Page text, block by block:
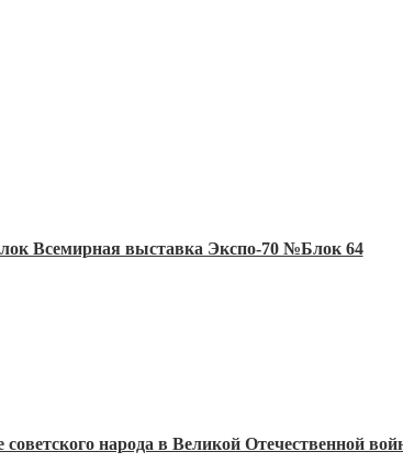
Всемирная выставка Экспо-70 №Блок 64
советского народа в Великой Отечественной